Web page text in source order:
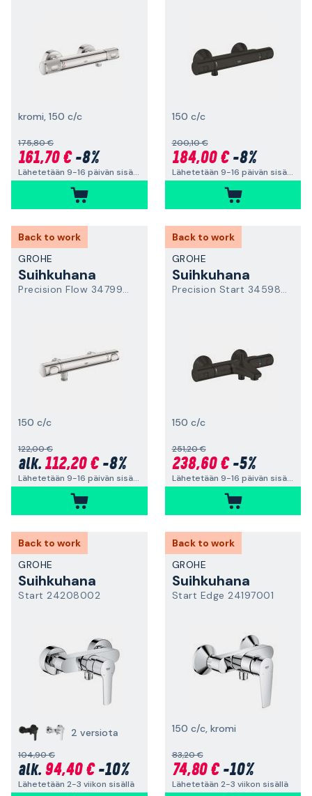
kromi, 150 c/c
175,80 €
161,70 €-8%
Lähetetään 9-16 päivän sisällä
150 c/c
200,10 €
184,00 €-8%
Lähetetään 9-16 päivän sisällä
Back to work
GROHE
Suihkuhana
Precision Flow 34799000
150 c/c
122,00 €
alk. 112,20 €-8%
Lähetetään 9-16 päivän sisällä
Back to work
GROHE
Suihkuhana
Precision Start 345982430
150 c/c
251,20 €
238,60 €-5%
Lähetetään 9-16 päivän sisällä
Back to work
GROHE
Suihkuhana
Start 24208002
2 versiota
104,90 €
alk. 94,40 €-10%
Lähetetään 2-3 viikon sisällä
Back to work
GROHE
Suihkuhana
Start Edge 24197001
150 c/c, kromi
83,20 €
74,80 €-10%
Lähetetään 2-3 viikon sisällä